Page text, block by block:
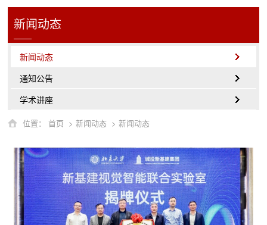
新闻动态
新闻动态
通知公告
学术讲座
位置：首页 >新闻动态 >新闻动态